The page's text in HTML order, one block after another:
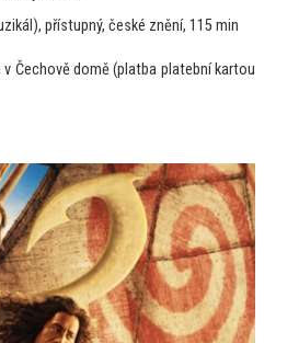
přístupný, české znění, 115 min
Čechově domě (platba platební kartou